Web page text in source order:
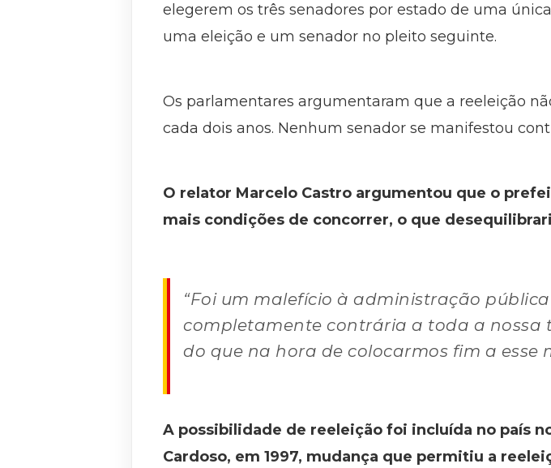
elegerem os três senadores por estado de uma
uma eleição e um senador no pleito seguinte.
Os parlamentares argumentaram que a reeleição
cada dois anos. Nenhum senador se manifestou
O relator Marcelo Castro argumentou que o
mais condições de concorrer, o que
“Foi um malefício à administração
completamente contrária a toda a nossa
do que na hora de colocarmos fim a esse
A possibilidade de reeleição foi incluída no país
Cardoso, em 1997, mudança que permitiu a